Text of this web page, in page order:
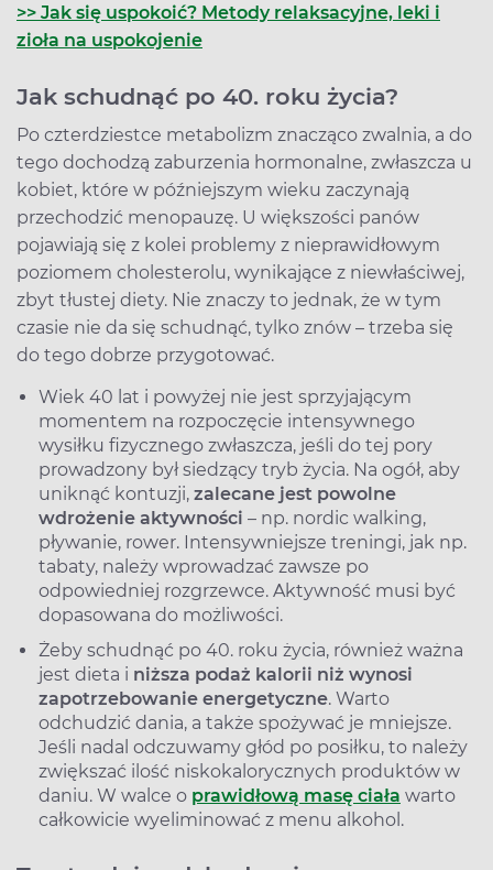
>> Jak się uspokoić? Metody relaksacyjne, leki i
zioła na uspokojenie
Jak schudnąć po 40. roku życia?
Po czterdziestce metabolizm znacząco zwalnia, a do
tego dochodzą zaburzenia hormonalne, zwłaszcza u
kobiet, które w późniejszym wieku zaczynają
przechodzić menopauzę. U większości panów
pojawiają się z kolei problemy z nieprawidłowym
poziomem cholesterolu, wynikające z niewłaściwej,
zbyt tłustej diety. Nie znaczy to jednak, że w tym
czasie nie da się schudnąć, tylko znów – trzeba się
do tego dobrze przygotować.
Wiek 40 lat i powyżej nie jest sprzyjającym
momentem na rozpoczęcie intensywnego
wysiłku fizycznego zwłaszcza, jeśli do tej pory
prowadzony był siedzący tryb życia. Na ogół, aby
uniknąć kontuzji, zalecane jest powolne
wdrożenie aktywności – np. nordic walking,
pływanie, rower. Intensywniejsze treningi, jak np.
tabaty, należy wprowadzać zawsze po
odpowiedniej rozgrzewce. Aktywność musi być
dopasowana do możliwości.
Żeby schudnąć po 40. roku życia, również ważna
jest dieta i niższa podaż kalorii niż wynosi
zapotrzebowanie energetyczne. Warto
odchudzić dania, a także spożywać je mniejsze.
Jeśli nadal odczuwamy głód po posiłku, to należy
zwiększać ilość niskokalorycznych produktów w
daniu. W walce o prawidłową masę ciała warto
całkowicie wyeliminować z menu alkohol.